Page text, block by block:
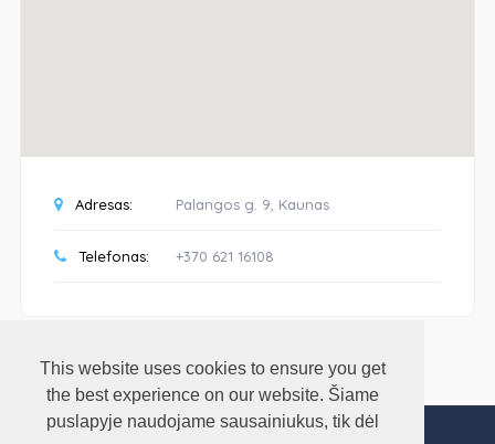
This website uses cookies to ensure you get
the best experience on our website. Šiame
puslapyje naudojame sausainiukus, tik dėl
Adresas: Palangos g. 9, Kaunas
Telefonas: +370 621 16108